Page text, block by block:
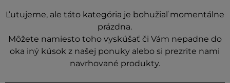
Ľutujeme, ale táto kategória je bohužiaľ momentálne
prázdna.
Môžete namiesto toho vyskúšať či Vám nepadne do
oka iný kúsok z našej ponuky alebo si prezrite nami
navrhované produkty.